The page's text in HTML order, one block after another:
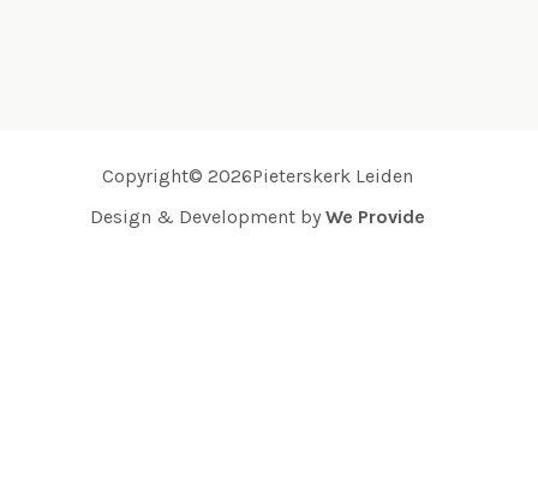
Copyright© 2026Pieterskerk Leiden
Design & Development by We Provide